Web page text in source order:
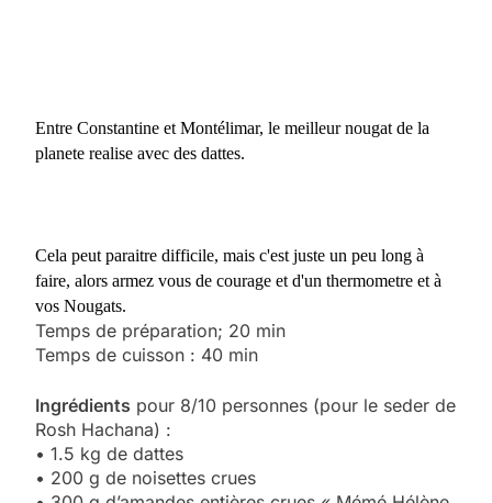
Entre Constantine et Montélimar, le meilleur nougat de la
planete realise avec des dattes.
Cela peut paraitre difficile, mais c'est juste un peu long à
faire, alors armez vous de courage et d'un thermometre et à
vos Nougats.
Temps de préparation; 20 min
Temps de cuisson : 40 min
Ingrédients pour 8/10 personnes (pour le seder de
Rosh Hachana) :
• 1.5 kg de dattes
• 200 g de noisettes crues